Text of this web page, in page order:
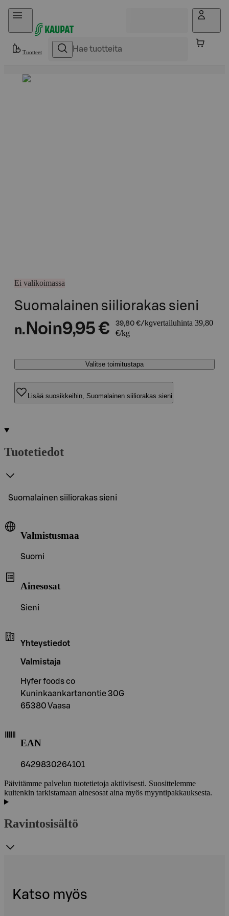
Hyppää sisältöön
Tuotteet
Ei valikoimassa
Suomalainen siiliorakas sieni
n. Noin9,95 € 39,80 €/kgvertailuhinta 39,80
€/kg
Valitse toimitustapa
Lisää suosikkeihin, Suomalainen siiliorakas sieni
Tuotetiedot
Suomalainen siiliorakas sieni
Valmistusmaa
Suomi
Ainesosat
Sieni
Yhteystiedot
Valmistaja
Hyfer foods co
Kuninkaankartanontie 30G
65380 Vaasa
EAN
6429830264101
Päivitämme palvelun tuotetietoja aktiivisesti. Suosittelemme
kuitenkin tarkistamaan ainesosat aina myös myyntipakkauksesta.
Ravintosisältö
Katso myös